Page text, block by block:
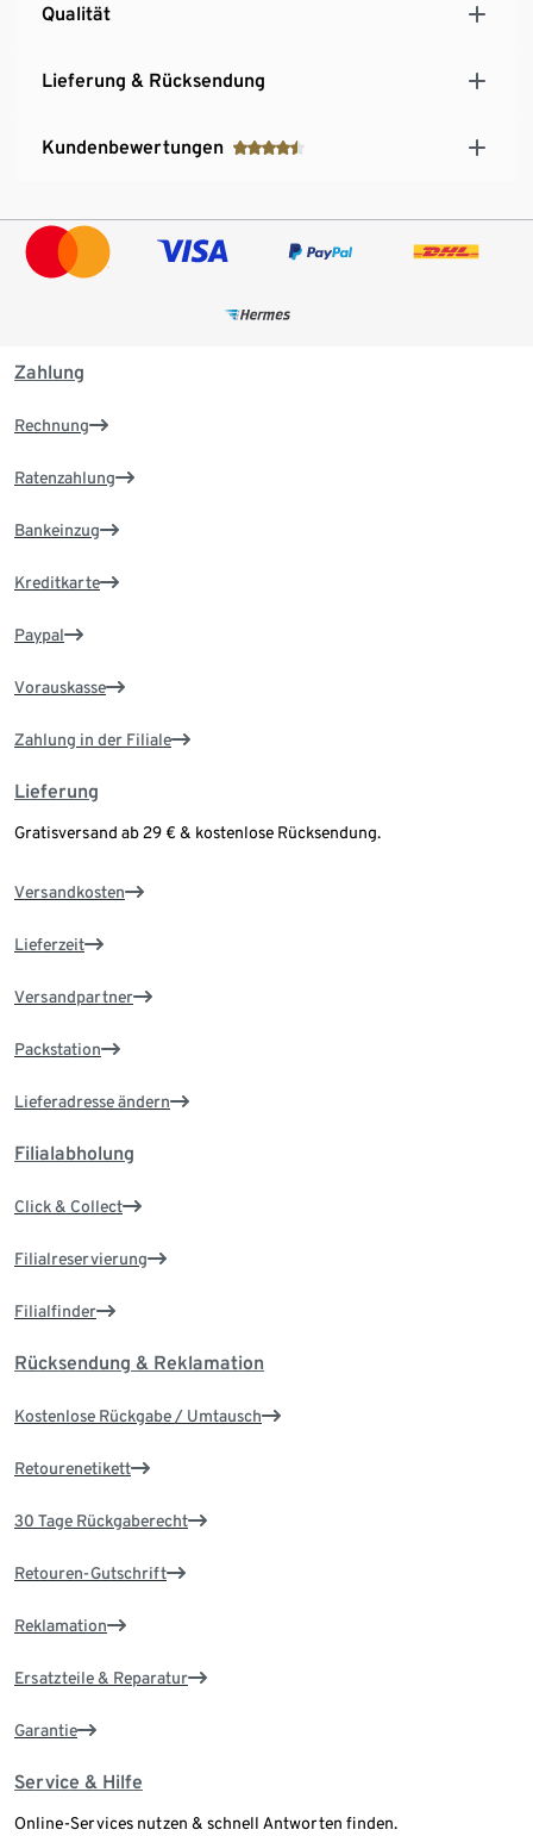
Qualität
Lieferung & Rücksendung
Kundenbewertungen
Zahlung
Rechnung
Ratenzahlung
Bankeinzug
Kreditkarte
Paypal
Vorauskasse
Zahlung in der Filiale
Lieferung
Gratisversand ab 29 € & kostenlose Rücksendung.
Versandkosten
Lieferzeit
Versandpartner
Packstation
Lieferadresse ändern
Filialabholung
Click & Collect
Filialreservierung
Filialfinder
Rücksendung & Reklamation
Kostenlose Rückgabe / Umtausch
Retourenetikett
30 Tage Rückgaberecht
Retouren-Gutschrift
Reklamation
Ersatzteile & Reparatur
Garantie
Service & Hilfe
Online-Services nutzen & schnell Antworten finden.